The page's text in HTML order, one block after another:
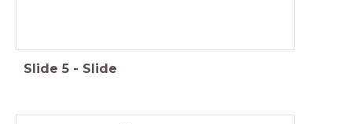
Slide 5 - Slide